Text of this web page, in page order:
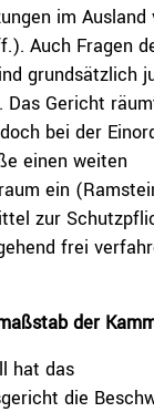
im Ausland
Auch Fragen
grundsätzlich
Das Gericht
bei der
einen weiten
ein
zur
frei
der
hat das
die